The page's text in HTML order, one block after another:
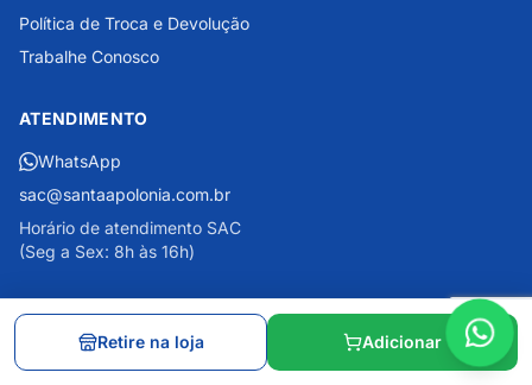
Política de Troca e Devolução
Trabalhe Conosco
ATENDIMENTO
WhatsApp
sac@santaapolonia.com.br
Horário de atendimento SAC
(Seg a Sex: 8h às 16h)
FORMAS DE PAGAMENTO
PIX CARTÃO DE CRÉDITO BOLETO
Retire na loja Adicionar